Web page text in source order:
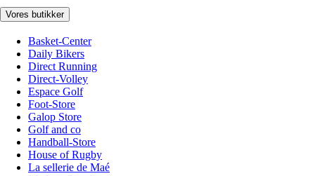
Vores butikker
Basket-Center
Daily Bikers
Direct Running
Direct-Volley
Espace Golf
Foot-Store
Galop Store
Golf and co
Handball-Store
House of Rugby
La sellerie de Maé